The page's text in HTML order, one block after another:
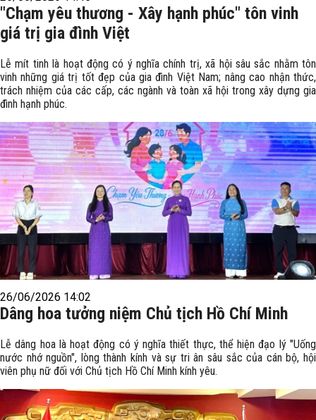
"Chạm yêu thương - Xây hạnh phúc" tôn vinh
giá trị gia đình Việt
Lễ mít tinh là hoạt động có ý nghĩa chính trị, xã hội sâu sắc nhằm tôn
vinh những giá trị tốt đẹp của gia đình Việt Nam; nâng cao nhận thức,
trách nhiệm của các cấp, các ngành và toàn xã hội trong xây dựng gia
đình hạnh phúc.
26/06/2026 14:02
Dâng hoa tưởng niệm Chủ tịch Hồ Chí Minh
Lễ dâng hoa là hoạt động có ý nghĩa thiết thực, thể hiện đạo lý "Uống
nước nhớ nguồn", lòng thành kính và sự tri ân sâu sắc của cán bộ, hội
viên phụ nữ đối với Chủ tịch Hồ Chí Minh kính yêu.